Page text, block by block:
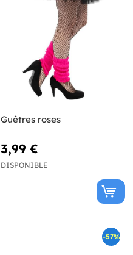
Guêtres roses
3,99 €
DISPONIBLE
-57%